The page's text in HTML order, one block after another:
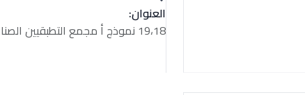
العنوان:
19،18 نموذج أ مجمع التطبقيين الصناعى مدينة بدر